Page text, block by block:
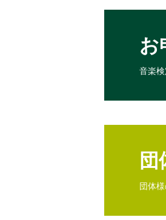
お
音楽
団体